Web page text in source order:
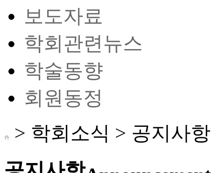
보도자료
학회관련뉴스
학술동향
회원동정
> 학회소식 > 공지사항